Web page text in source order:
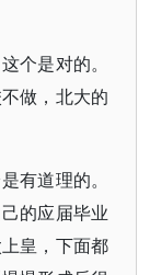
个是对的。
做，北大的
有道理的。
的应届毕业
皇，下面都